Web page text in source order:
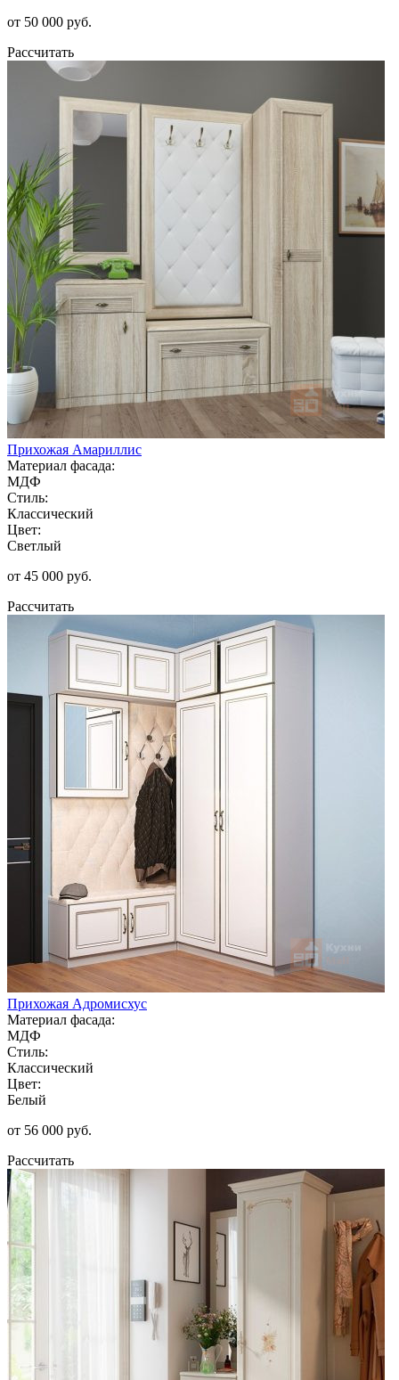
от 50 000 руб.
Рассчитать
Прихожая Амариллис
Материал фасада:
МДФ
Стиль:
Классический
Цвет:
Светлый
от 45 000 руб.
Рассчитать
Прихожая Адромисхус
Материал фасада:
МДФ
Стиль:
Классический
Цвет:
Белый
от 56 000 руб.
Рассчитать